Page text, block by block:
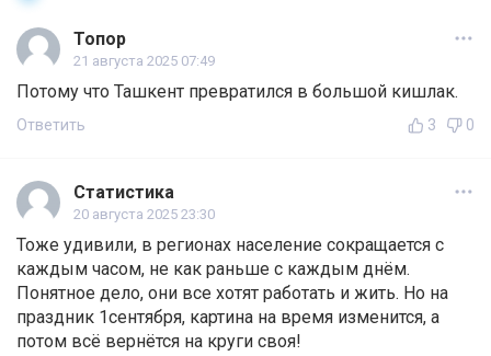
Топор
21 августа 2025 07:49
Потому что Ташкент превратился в большой кишлак.
Ответить 3 0
Статистика
20 августа 2025 23:30
Тоже удивили, в регионах население сокращается с
каждым часом, не как раньше с каждым днём.
Понятное дело, они все хотят работать и жить. Но на
праздник 1сентября, картина на время изменится, а
потом всё вернётся на круги своя!